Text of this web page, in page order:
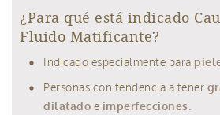
¿Para qué está indicado
Fluido Matificante?
Indicado especialmente para
Personas con tendencia a tener
dilatado e imperfecciones.